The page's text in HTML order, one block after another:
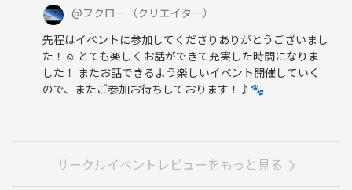
@フクロー （クリエイター）
先程はイベントに参加してくださりありがとうございまし
た！☺️ とても楽しくお話ができて充実した時間になりま
した！ またお話できるよう楽しいイベント開催していく
ので、またご参加お待ちしております！♪🐾
サークルイベントレビューをもっと見る